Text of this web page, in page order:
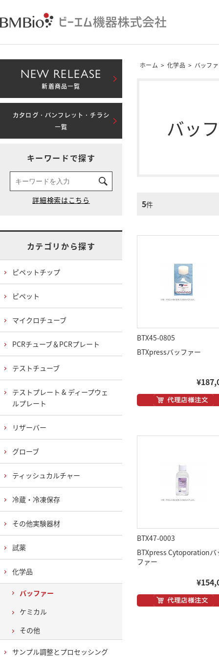
ホーム > 化学品 > バッフ
バッ
5件
BTX45-0805
BTXpressバッファー
BTX47-0003
BTXpress Cytoporationバ
ファー
NEW RELEASE
新着商品一覧
カタログ・パンフレット・チラシ
一覧
キーワードで探す
カテゴリから探す
ピペットチップ
ピペット
マイクロチューブ
PCRチューブ＆PCRプレート
テストチューブ
テストプレート & ディープウェ
ルプレート
リザーバー
グローブ
ティッシュカルチャー
冷蔵・冷凍保存
その他実験器材
試薬
化学品
バッファー
ケミカル
その他
サンプル調整とプロセッシング